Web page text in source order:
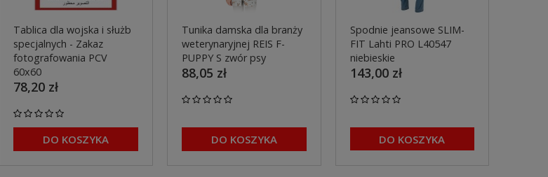
Tablica dla wojska i służb
specjalnych - Zakaz
fotografowania PCV
60x60
78,20 zł
DO KOSZYKA
Tunika damska dla branży
weterynaryjnej REIS F-
PUPPY S zwór psy
88,05 zł
DO KOSZYKA
Spodnie jeansowe SLIM-
FIT Lahti PRO L40547
niebieskie
143,00 zł
DO KOSZYKA